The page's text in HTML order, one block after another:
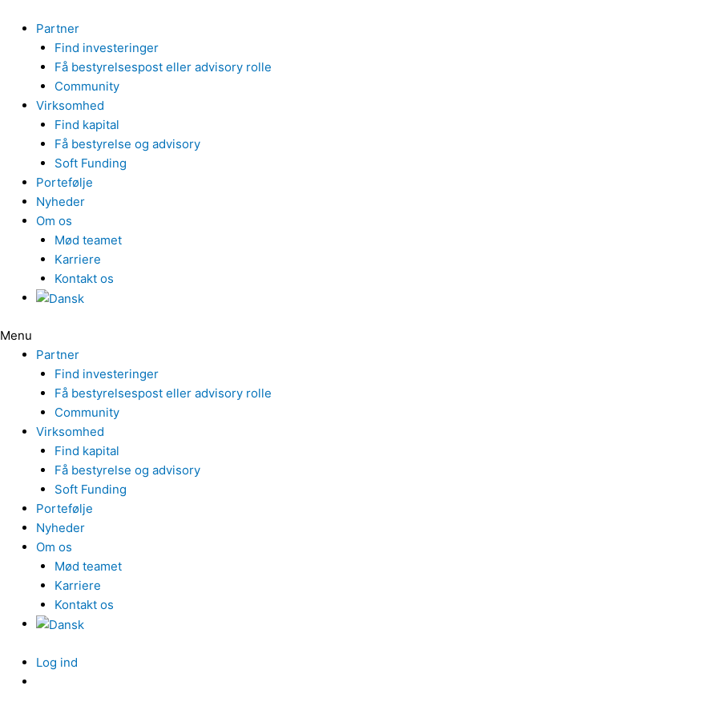
indholdet
Partner
Find investeringer
Få bestyrelsespost eller advisory rolle
Community
Virksomhed
Find kapital
Få bestyrelse og advisory
Soft Funding
Portefølje
Nyheder
Om os
Mød teamet
Karriere
Kontakt os
Menu
Partner
Find investeringer
Få bestyrelsespost eller advisory rolle
Community
Virksomhed
Find kapital
Få bestyrelse og advisory
Soft Funding
Portefølje
Nyheder
Om os
Mød teamet
Karriere
Kontakt os
Log ind